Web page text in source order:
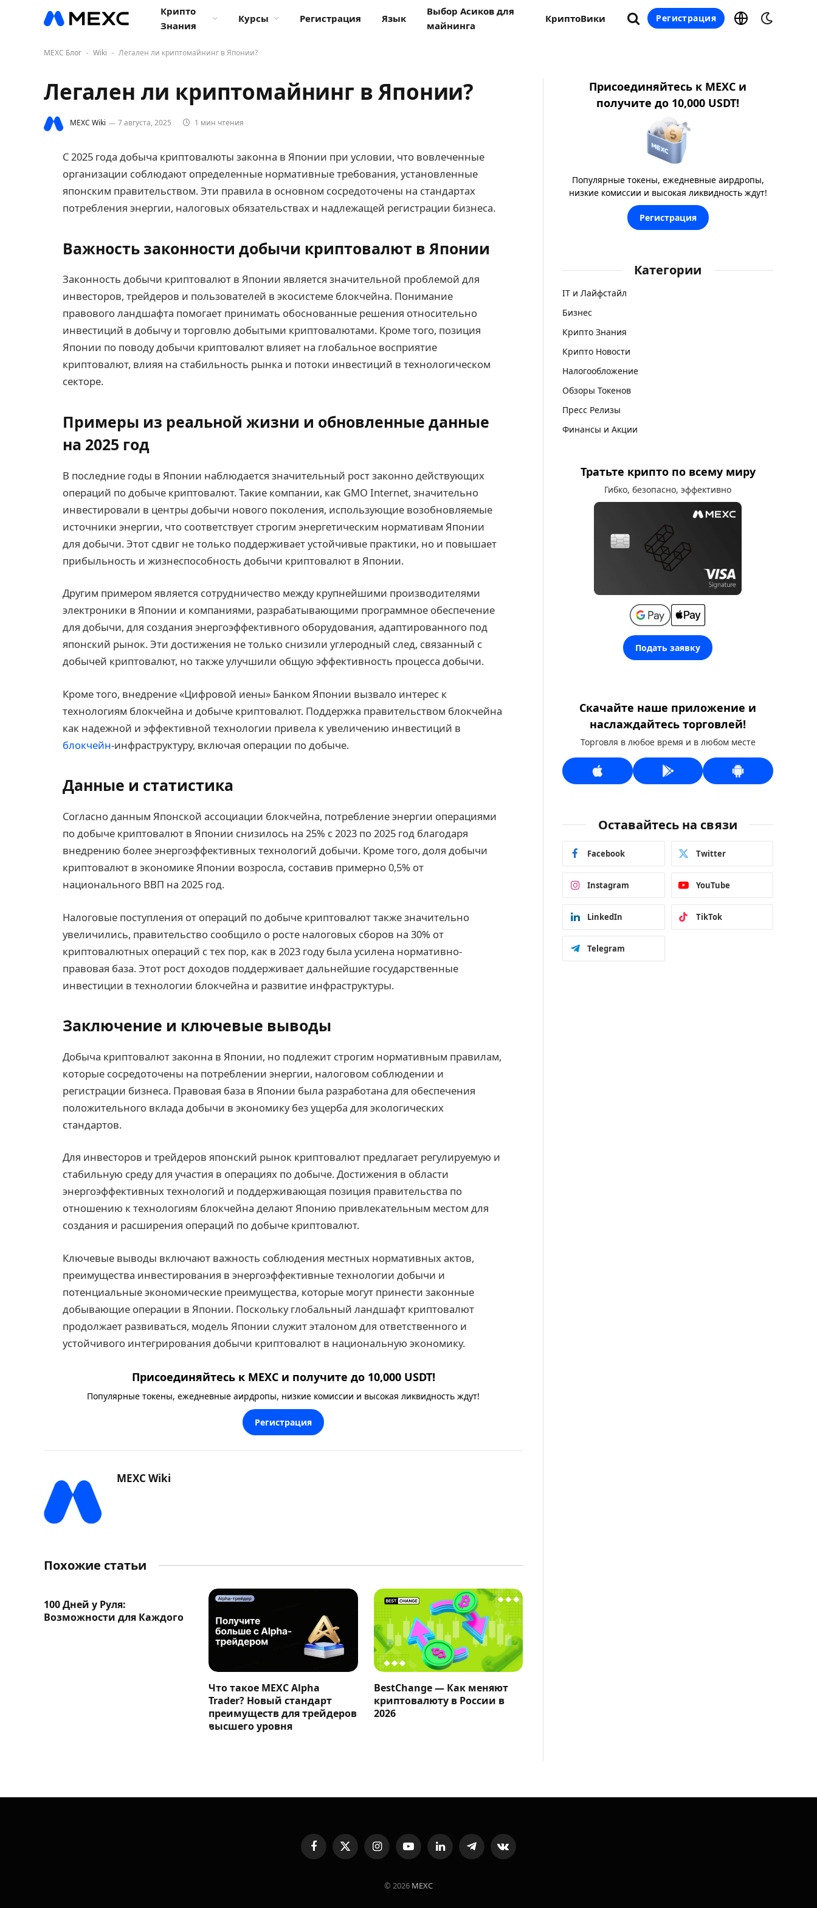
Крипто
Знания
Курсы Регистрация Язык
Выбор Асиков для
майнинга
КриптоВики Регистрация
MEXC Блог - Wiki - Легален ли криптомайнинг в Японии?
Легален ли криптомайнинг в Японии?
MEXC Wiki 7 августа, 2025 1 мин чтения
С 2025 года добыча криптовалюты законна в Японии при условии, что вовлеченные
организации соблюдают определенные нормативные требования, установленные
японским правительством. Эти правила в основном сосредоточены на стандартах
потребления энергии, налоговых обязательствах и надлежащей регистрации бизнеса.
Важность законности добычи криптовалют в Японии
Законность добычи криптовалют в Японии является значительной проблемой для
инвесторов, трейдеров и пользователей в экосистеме блокчейна. Понимание
правового ландшафта помогает принимать обоснованные решения относительно
инвестиций в добычу и торговлю добытыми криптовалютами. Кроме того, позиция
Японии по поводу добычи криптовалют влияет на глобальное восприятие
криптовалют, влияя на стабильность рынка и потоки инвестиций в технологическом
секторе.
Примеры из реальной жизни и обновленные данные
на 2025 год
В последние годы в Японии наблюдается значительный рост законно действующих
операций по добыче криптовалют. Такие компании, как GMO Internet, значительно
инвестировали в центры добычи нового поколения, использующие возобновляемые
источники энергии, что соответствует строгим энергетическим нормативам Японии
для добычи. Этот сдвиг не только поддерживает устойчивые практики, но и повышает
прибыльность и жизнеспособность добычи криптовалют в Японии.
Другим примером является сотрудничество между крупнейшими производителями
электроники в Японии и компаниями, разрабатывающими программное обеспечение
для добычи, для создания энергоэффективного оборудования, адаптированного под
японский рынок. Эти достижения не только снизили углеродный след, связанный с
добычей криптовалют, но также улучшили общую эффективность процесса добычи.
Кроме того, внедрение «Цифровой иены» Банком Японии вызвало интерес к
технологиям блокчейна и добыче криптовалют. Поддержка правительством блокчейна
как надежной и эффективной технологии привела к увеличению инвестиций в
блокчейн-инфраструктуру, включая операции по добыче.
Данные и статистика
Согласно данным Японской ассоциации блокчейна, потребление энергии операциями
по добыче криптовалют в Японии снизилось на 25% с 2023 по 2025 год благодаря
внедрению более энергоэффективных технологий добычи. Кроме того, доля добычи
криптовалют в экономике Японии возросла, составив примерно 0,5% от
национального ВВП на 2025 год.
Налоговые поступления от операций по добыче криптовалют также значительно
увеличились, правительство сообщило о росте налоговых сборов на 30% от
криптовалютных операций с тех пор, как в 2023 году была усилена нормативно-
правовая база. Этот рост доходов поддерживает дальнейшие государственные
инвестиции в технологии блокчейна и развитие инфраструктуры.
Заключение и ключевые выводы
Добыча криптовалют законна в Японии, но подлежит строгим нормативным правилам,
которые сосредоточены на потреблении энергии, налоговом соблюдении и
регистрации бизнеса. Правовая база в Японии была разработана для обеспечения
положительного вклада добычи в экономику без ущерба для экологических
стандартов.
Для инвесторов и трейдеров японский рынок криптовалют предлагает регулируемую и
стабильную среду для участия в операциях по добыче. Достижения в области
энергоэффективных технологий и поддерживающая позиция правительства по
отношению к технологиям блокчейна делают Японию привлекательным местом для
создания и расширения операций по добыче криптовалют.
Ключевые выводы включают важность соблюдения местных нормативных актов,
преимущества инвестирования в энергоэффективные технологии добычи и
потенциальные экономические преимущества, которые могут принести законные
добывающие операции в Японии. Поскольку глобальный ландшафт криптовалют
продолжает развиваться, модель Японии служит эталоном для ответственного и
устойчивого интегрирования добычи криптовалют в национальную экономику.
Присоединяйтесь к MEXC и получите до 10,000 USDT!
Популярные токены, ежедневные аирдропы, низкие комиссии и высокая ликвидность ждут!
Регистрация
MEXC Wiki
Похожие статьи
100 Дней у Руля:
Возможности для Каждого
Что такое MEXC Alpha
Trader? Новый стандарт
преимуществ для трейдеров
высшего уровня
BestChange — Как меняют
криптовалюту в России в
2026
Присоединяйтесь к MEXC и
получите до 10,000 USDT!
Популярные токены, ежедневные аирдропы,
низкие комиссии и высокая ликвидность ждут!
Регистрация
Категории
IT и Лайфстайл
Бизнес
Крипто Знания
Крипто Новости
Налогообложение
Обзоры Токенов
Пресс Релизы
Финансы и Акции
Тратьте крипто по всему миру
Гибко, безопасно, эффективно
Подать заявку
Скачайте наше приложение и
наслаждайтесь торговлей!
Торговля в любое время и в любом месте
Оставайтесь на связи
Facebook Twitter
Instagram YouTube
LinkedIn TikTok
Telegram
FacebookX
(Twitter)
InstagramYouTubeLinkedInTelegramVKontakte
© 2026 MEXC